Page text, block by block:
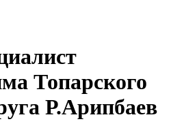
Топарского
Р.Арипбаев